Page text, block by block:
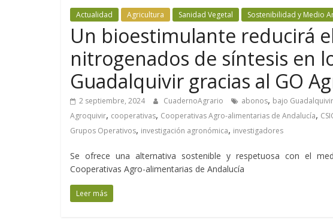
Actualidad Agricultura Sanidad Vegetal Sostenibilidad y Medio
Un bioestimulante reducirá
nitrogenados de síntesis en
Guadalquivir gracias al GO
2 septiembre, 2024 CuadernoAgrario abonos, bajo Guadalquivir
Agroquivir, cooperativas, Cooperativas Agro-alimentarias de Andalucía,
Grupos Operativos, investigación agronómica, investigadores
Se ofrece una alternativa sostenible y respetuosa con el
Cooperativas Agro-alimentarias de Andalucía
Leer más